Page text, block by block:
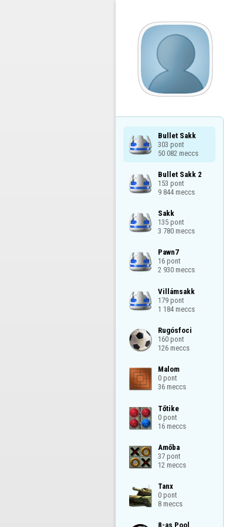
Bullet Sakk
303 pont
50 082 meccs
Bullet Sakk 2
153 pont
9 844 meccs
Sakk
135 pont
3 780 meccs
Pawn7
16 pont
2 930 meccs
Villámsakk
179 pont
1 184 meccs
Rugósfoci
160 pont
126 meccs
Malom
0 pont
36 meccs
Tőtike
0 pont
16 meccs
Amőba
37 pont
12 meccs
Tanx
0 pont
8 meccs
8-as Pool